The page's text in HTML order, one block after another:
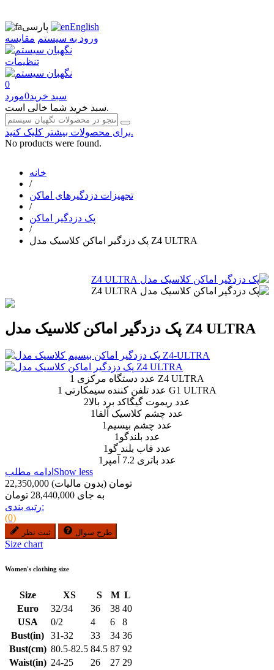
پارسی
English
ورود به سیستم مقایسه
تنظیمات
0
سبد خرید0مورد
سبد خرید شما خالی است.
برای محصولات بیشتر کلیک کنید.
No products were found.
خانه
/
تجهیزات دزدگیرهای اماکن
/
پک دزدگیر اماکن
/
پک دزدگیر اماکن کلاسیک مدل Z4 ULTRA
پک دزدگیر اماکن کلاسیک مدل Z4 ULTRA
1 عدد دستگاه مرکزی Z4 ULTRA
1 عدد تلفن کننده سیمکارتی G1 ULTRA
2عدد ریموت گیگاکد برد بالا
1عدد چشم کلاسیک آلفا
1عدد چشم بیسیم
1عدد بلندگو
1عدد قاب بلند گو
1عدد باتری 7.2 آمپر
ادامه مطلب Show less
22,350,000 تومان (بدون مالیات)
به جای 28,440,000 تومان
رتبه بندی:
(0)
ثبت نظر طرح سوال
Size chart
Women's clothing size
Size XS S M L
Euro
32/34 36 38 40
USA
0/2 4 6
8
Bust(in)
31-32 33 34 36
Bust(cm) 80.5-82.5 84.5 87 92
Waist(in) 24-25 26 27 29